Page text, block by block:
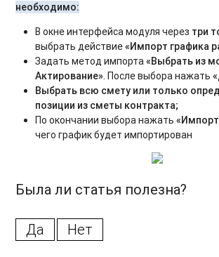
необходимо:
В окне интерфейса модуля через три
выбрать действие«Импорт графика
Задать метод импорта«Выбрать из
Актирование». После выбора нажать
Выбрать всю смету или только
позиции из сметы контракта;
По окончании выбора нажать
чего график будет импортирован
Была ли статья полезна?
Да Нет